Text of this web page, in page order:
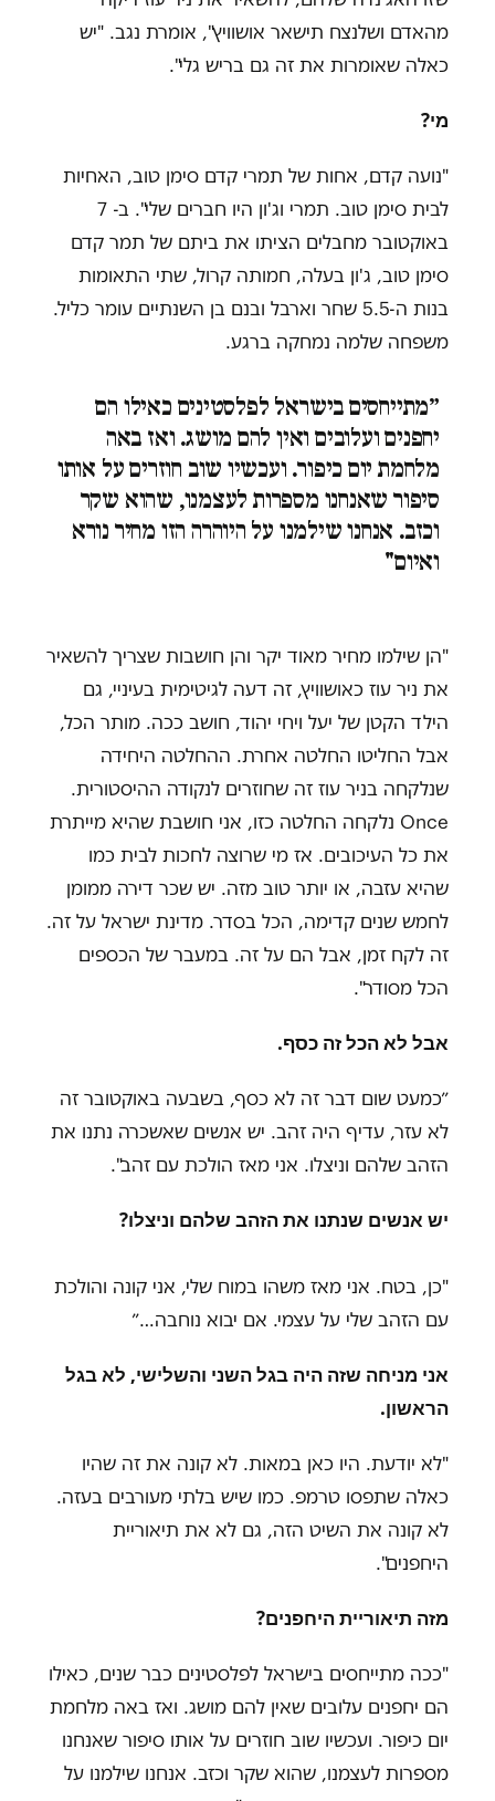
מהאדם ושלנצח תישאר אושוויץ", אומרת נגב. "יש
כאלה שאומרות את זה גם בריש גלי".
מי?
"נועה קדם, אחות של תמרי קדם סימן טוב, האחיות
לבית סימן טוב. תמרי וג'ון היו חברים שלי". ב- 7
באוקטובר מחבלים הציתו את ביתם של תמר קדם
סימן טוב, ג'ון בעלה, חמותה קרול, שתי התאומות
בנות ה-5.5 שחר וארבל ובנם בן השנתיים עומר כליל.
משפחה שלמה נמחקה ברגע.
״מתייחסים בישראל לפלסטינים כאילו הם
יחפנים ועלובים ואין להם מושג. ואז באה
מלחמת יום כיפור. ועכשיו שוב חוזרים על אותו
סיפור שאנחנו מספרות לעצמנו, שהוא שקר
וכזב. אנחנו שילמנו על היוהרה הזו מחיר נורא
ואיום"
"הן שילמו מחיר מאוד יקר והן חושבות שצריך להשאיר
את ניר עוז כאושוויץ, זה דעה לגיטימית בעיניי, גם
הילד הקטן של יעל ויחי יהוד, חושב ככה. מותר הכל,
אבל החליטו החלטה אחרת. ההחלטה היחידה
שנלקחה בניר עוז זה שחוזרים לנקודה ההיסטורית.
Once נלקחה החלטה כזו, אני חושבת שהיא מייתרת
את כל העיכובים. אז מי שרוצה לחכות לבית כמו
שהיא עזבה, או יותר טוב מזה. יש שכר דירה ממומן
לחמש שנים קדימה, הכל בסדר. מדינת ישראל על זה.
זה לקח זמן, אבל הם על זה. במעבר של הכספים
הכל מסודר".
אבל לא הכל זה כסף.
״כמעט שום דבר זה לא כסף, בשבעה באוקטובר זה
לא עזר, עדיף היה זהב. יש אנשים שאשכרה נתנו את
הזהב שלהם וניצלו. אני מאז הולכת עם זהב".
יש אנשים שנתנו את הזהב שלהם וניצלו?
"כן, בטח. אני מאז משהו במוח שלי, אני קונה והולכת
עם הזהב שלי על עצמי. אם יבוא נוחבה…״
אני מניחה שזה היה בגל השני והשלישי, לא בגל
הראשון.
"לא יודעת. היו כאן במאות. לא קונה את זה שהיו
כאלה שתפסו טרמפ. כמו שיש בלתי מעורבים בעזה.
לא קונה את השיט הזה, גם לא את תיאוריית
היחפנים".
מזה תיאוריית היחפנים?
"ככה מתייחסים בישראל לפלסטינים כבר שנים, כאילו
הם יחפנים עלובים שאין להם מושג. ואז באה מלחמת
יום כיפור. ועכשיו שוב חוזרים על אותו סיפור שאנחנו
מספרות לעצמנו, שהוא שקר וכזב. אנחנו שילמנו על